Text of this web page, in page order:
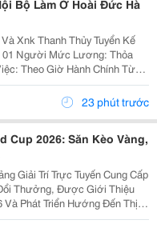
Bộ Làm Ở Hoài Đức Hà
Thanh Thủy Tuyển Kế
Viên, Hợp...
23 phút trước
Cup 2026: Săn Kèo Vàng,
Giải Trí Trực Tuyến Cung Cấp
Thưởng, Được Giới Thiệu
Và Phát Triển Hướng Đến Thị
Tin Từ Nền Tảng, O8 Hoạt